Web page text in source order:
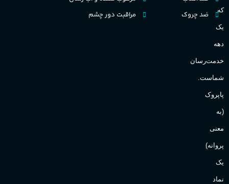
گروه بویایی میوه ای
مناسب برای
آقایان
که
یک
دهه
خدمت‌رسان
شماست.
پاپروک
(به
معنی
پروانه)
یک
نماد
ضد چروک
مراقبت دور چشم